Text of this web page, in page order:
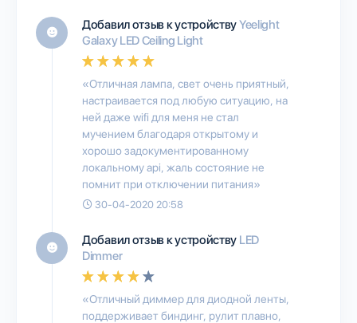
Добавил отзыв к устройствуYeelight
Galaxy LED Ceiling Light
«Отличная лампа, свет очень приятный,
настраивается под любую ситуацию, на
ней даже wifi для меня не стал
мучением благодаря открытому и
хорошо задокументированному
локальному api, жаль состояние не
помнит при отключении питания»
30-04-2020 20:58
Добавил отзыв к устройству LED
Dimmer
«Отличный диммер для диодной ленты,
поддерживает биндинг, рулит плавно,